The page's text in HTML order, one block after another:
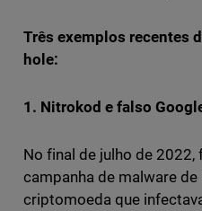
Três exemplos recentes
hole:
1. Nitrokod e falso
No final de julho de
campanha de malware
criptomoeda que